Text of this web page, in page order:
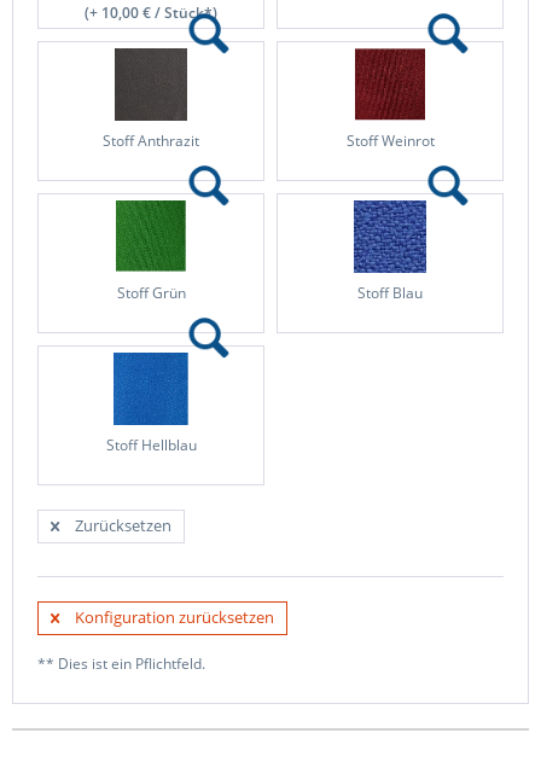
(+ 10,00 € / Stück*)
Stoff Anthrazit Stoff Weinrot
Stoff Grün Stoff Blau
Stoff Hellblau
Zurücksetzen
Konfiguration zurücksetzen
** Dies ist ein Pflichtfeld.